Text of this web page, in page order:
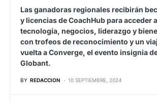
Las ganadoras regionales recibirán
y licencias de CoachHub para acceder
tecnología, negocios, liderazgo y
con trofeos de reconocimiento y un
vuelta a Converge, el evento insignia
Globant.
BY REDACCION 10 SEPTIEMBRE, 2024